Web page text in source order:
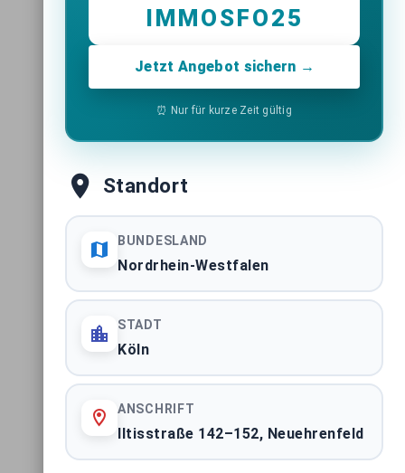
IMMOSFO25
Jetzt Angebot sichern →
⏰ Nur für kurze Zeit gültig
Standort
BUNDESLAND
Nordrhein-Westfalen
STADT
Köln
ANSCHRIFT
Iltisstraße 142–152, Neuehrenfeld